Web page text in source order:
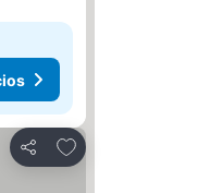
Compartir
Agregar a favoritos